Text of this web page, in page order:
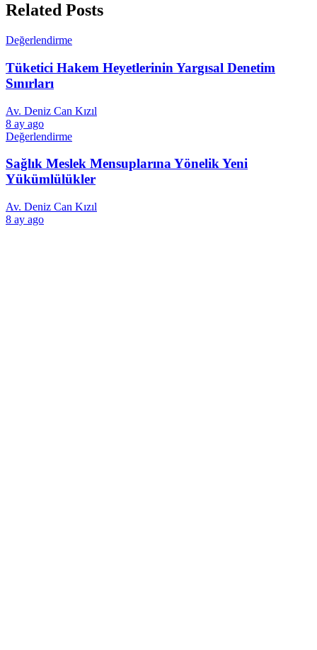
Related Posts
Değerlendirme
Tüketici Hakem Heyetlerinin Yargısal Denetim
Sınırları
Av. Deniz Can Kızıl
8 ay ago
Değerlendirme
Sağlık Meslek Mensuplarına Yönelik Yeni
Yükümlülükler
Av. Deniz Can Kızıl
8 ay ago